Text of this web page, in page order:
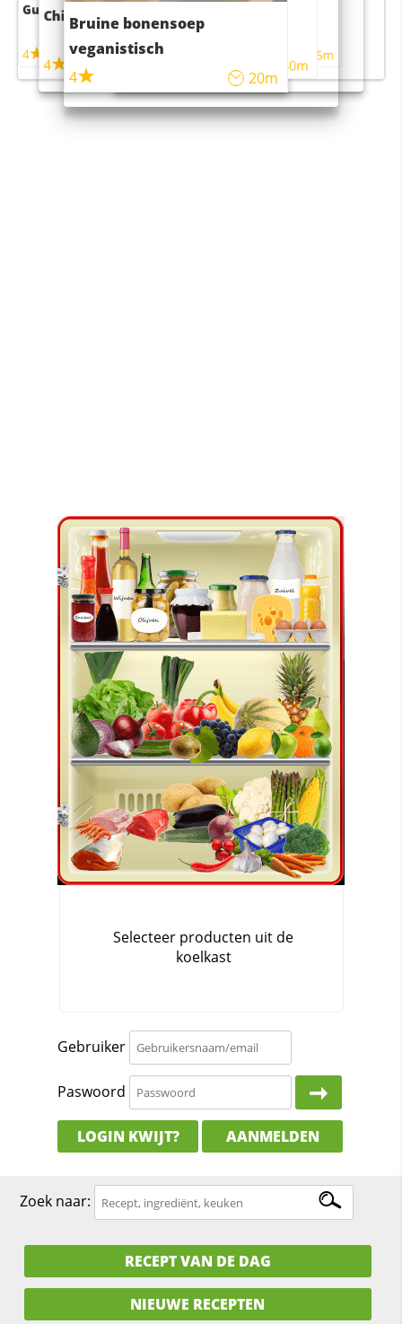
Gebruiker
Paswoord
LOGIN KWIJT? AANMELDEN
Guacamole
4
Chili con carne
4
Bruine bonensoep
veganistisch
4
20m
Sushi rijstsalade
maaltijdsalade
40m
4 55m
Zoek naar:
RECEPT VAN DE DAG
NIEUWE RECEPTEN